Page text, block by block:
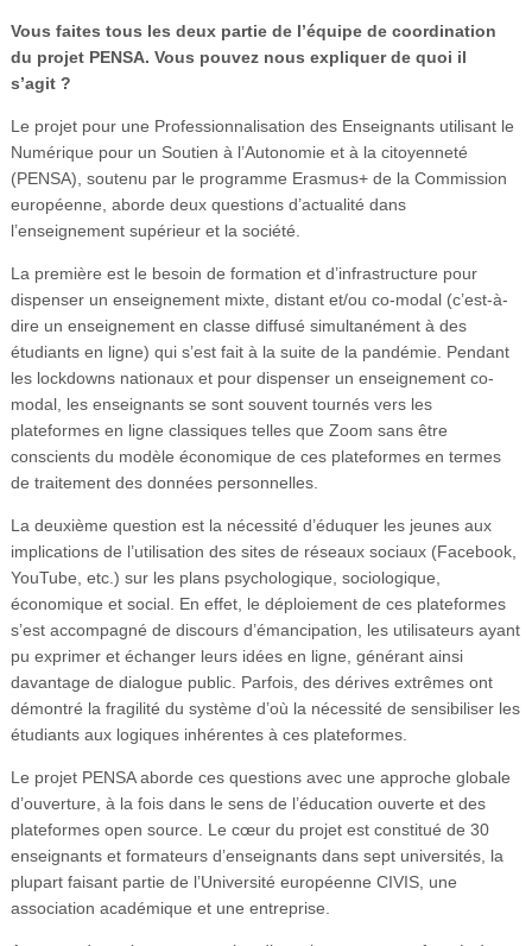
Vous faites tous les deux partie de l’équipe de coordination
du projet PENSA. Vous pouvez nous expliquer de quoi il
s’agit ?
Le projet pour une Professionnalisation des Enseignants utilisant le
Numérique pour un Soutien à l’Autonomie et à la citoyenneté
(PENSA), soutenu par le programme Erasmus+ de la Commission
européenne, aborde deux questions d’actualité dans
l’enseignement supérieur et la société.
La première est le besoin de formation et d’infrastructure pour
dispenser un enseignement mixte, distant et/ou co-modal (c’est-à-
dire un enseignement en classe diffusé simultanément à des
étudiants en ligne) qui s’est fait à la suite de la pandémie. Pendant
les lockdowns nationaux et pour dispenser un enseignement co-
modal, les enseignants se sont souvent tournés vers les
plateformes en ligne classiques telles que Zoom sans être
conscients du modèle économique de ces plateformes en termes
de traitement des données personnelles.
La deuxième question est la nécessité d’éduquer les jeunes aux
implications de l’utilisation des sites de réseaux sociaux (Facebook,
YouTube, etc.) sur les plans psychologique, sociologique,
économique et social. En effet, le déploiement de ces plateformes
s’est accompagné de discours d’émancipation, les utilisateurs ayant
pu exprimer et échanger leurs idées en ligne, générant ainsi
davantage de dialogue public. Parfois, des dérives extrêmes ont
démontré la fragilité du système d’où la nécessité de sensibiliser les
étudiants aux logiques inhérentes à ces plateformes.
Le projet PENSA aborde ces questions avec une approche globale
d’ouverture, à la fois dans le sens de l’éducation ouverte et des
plateformes open source. Le cœur du projet est constitué de 30
enseignants et formateurs d’enseignants dans sept universités, la
plupart faisant partie de l’Université européenne CIVIS, une
association académique et une entreprise.